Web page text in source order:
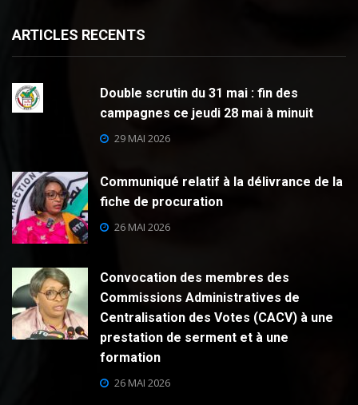
ARTICLES RECENTS
Double scrutin du 31 mai : fin des
campagnes ce jeudi 28 mai à minuit
29 MAI 2026
Communiqué relatif à la délivrance de la
fiche de procuration
26 MAI 2026
Convocation des membres des
Commissions Administratives de
Centralisation des Votes (CACV) à une
prestation de serment et à une
formation
26 MAI 2026